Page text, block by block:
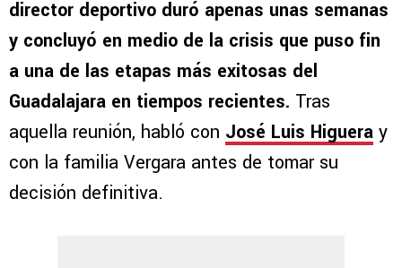
director deportivo duró apenas unas semanas
y concluyó en medio de la crisis que puso fin
a una de las etapas más exitosas del
Guadalajara en tiempos recientes. Tras
aquella reunión, habló con José Luis Higuera y
con la familia Vergara antes de tomar su
decisión definitiva.